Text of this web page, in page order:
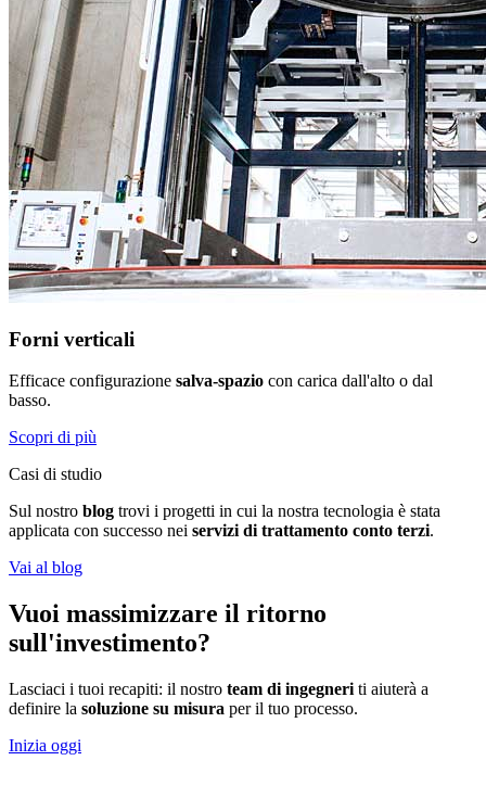
Forni verticali
Efficace configurazione salva-spazio con carica dall'alto o dal
basso.
Scopri di più
Casi di studio
Sul nostro blog trovi i progetti in cui la nostra tecnologia è stata
applicata con successo nei servizi di trattamento conto terzi.
Vai al blog
Vuoi massimizzare il ritorno
sull'investimento?
Lasciaci i tuoi recapiti: il nostro team di ingegneri ti aiuterà a
definire la soluzione su misura per il tuo processo.
Inizia oggi